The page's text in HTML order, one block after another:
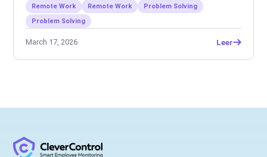
Remote Work
Remote Work
Problem Solving
Problem Solving
March 17, 2026 Leer